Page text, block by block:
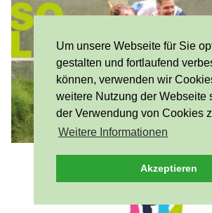
Um unsere Webseite für Sie
gestalten und fortlaufend
können, verwenden wir
weitere Nutzung der Webseite
der Verwendung von Cookies
Weitere Informationen
Akzeptieren